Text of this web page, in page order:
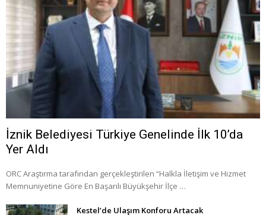
İznik Belediyesi Türkiye Genelinde İlk 10’da
Yer Aldı
ORC Araştırma tarafından gerçekleştirilen “Halkla İletişim ve Hizmet
Memnuniyetine Göre En Başarılı Büyükşehir İlçe …
Kestel’de Ulaşım Konforu Artacak